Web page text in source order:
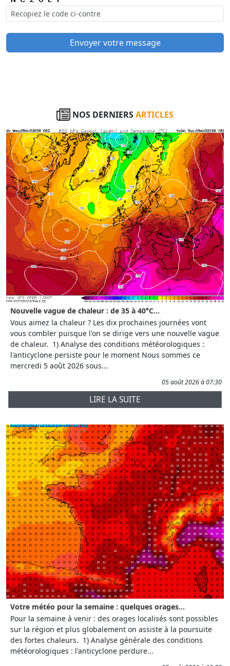
Envoyer votre message
NOS DERNIERSARTICLES
Nouvelle vague de chaleur : de 35 à 40°C...
Vous aimez la chaleur ? Les dix prochaines journées vont
vous combler puisque l'on se dirige vers une nouvelle vague
de chaleur. 1) Analyse des conditions météorologiques :
l'anticyclone persiste pour le moment Nous sommes ce
mercredi 5 août 2026 sous...
05 août 2026 à 07:30
LIRE LA SUITE
Votre météo pour la semaine : quelques orages...
Pour la semaine à venir : des orages localisés sont possibles
sur la région et plus globalement on assiste à la poursuite
des fortes chaleurs. 1) Analyse générale des conditions
météorologiques : l'anticyclone perdure...